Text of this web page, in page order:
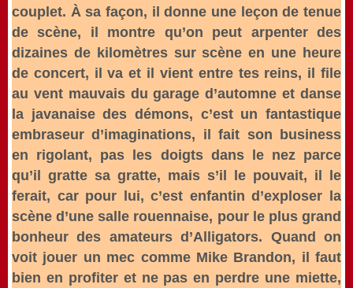
couplet. À sa façon, il donne une leçon de tenue
de scène, il montre qu’on peut arpenter des
dizaines de kilomètres sur scène en une heure
de concert, il va et il vient entre tes reins, il file
au vent mauvais du garage d’automne et danse
la javanaise des démons, c’est un fantastique
embraseur d’imaginations, il fait son business
en rigolant, pas les doigts dans le nez parce
qu’il gratte sa gratte, mais s’il le pouvait, il le
ferait, car pour lui, c’est enfantin d’exploser la
scène d’une salle rouennaise, pour le plus grand
bonheur des amateurs d’Alligators. Quand on
voit jouer un mec comme Mike Brandon, il faut
bien en profiter et ne pas en perdre une miette,